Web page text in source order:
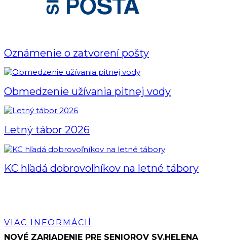
Oznámenie o zatvorení pošty
Obmedzenie užívania pitnej vody
Letný tábor 2026
KC hľadá dobrovoľníkov na letné tábory
VIAC INFORMÁCIÍ
NOVÉ ZARIADENIE PRE SENIOROV SV.HELENA